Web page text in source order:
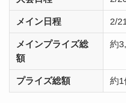
メイン日程 2/
メインプライズ総
額
約
プライズ総額 約1